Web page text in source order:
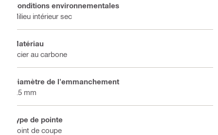
Conditions environnementales
Milieu intérieur sec
Matériau
Acier au carbone
Diamètre de l'emmanchement
3.5 mm
Type de pointe
Point de coupe